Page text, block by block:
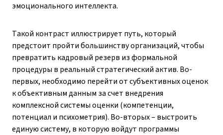
эмоционального интеллекта.
Такой контраст иллюстрирует путь, который
предстоит пройти большинству организаций, чтобы
превратить кадровый резерв из формальной
процедуры в реальный стратегический актив. Во-
первых, необходимо перейти от субъективных оценок
к объективным данным за счет внедрения
комплексной системы оценки (компетенции,
потенциал и психометрия). Во-вторых – выстроить
единую систему, в которую войдут программы